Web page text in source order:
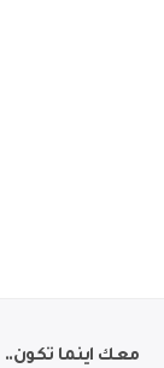
معك اينما تكون..